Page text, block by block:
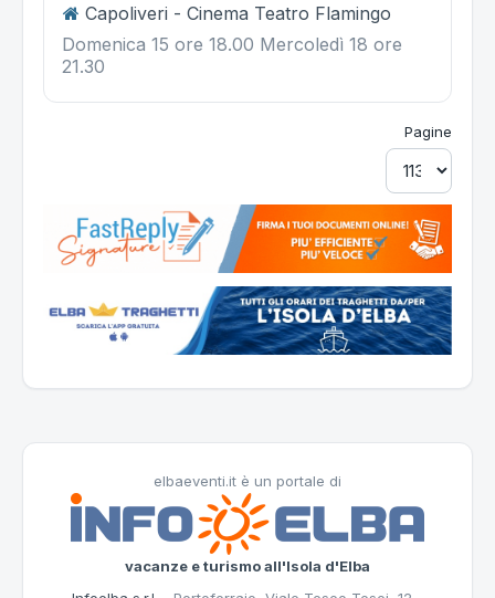
Capoliveri - Cinema Teatro Flamingo
Domenica 15 ore 18.00 Mercoledì 18 ore
21.30
Pagine
elbaeventi.it è un portale di
vacanze e turismo all'Isola d'Elba